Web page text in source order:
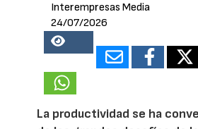
Interempresas Media
24/07/2026
18983
La productividad se ha